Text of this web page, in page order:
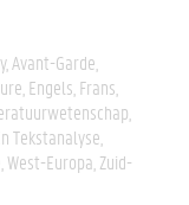
Avant-Garde
Engels Frans
Tekstanalyse
West-Europa Zuid-